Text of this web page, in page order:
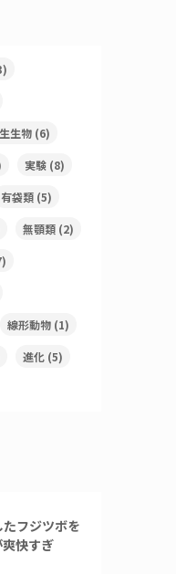
生物 (6)
実験 (8)
有袋類 (5)
無顎類 (2)
線形動物 (1)
進化 (5)
フジツボを
快すぎ